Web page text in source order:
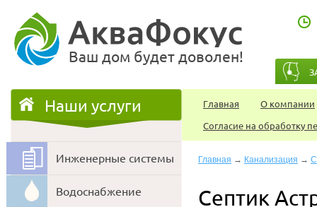
Ваш дом будет доволен!
Главная О компании
Согласие на обработку
Главная → Канализация →
Септик
Наши услуги
Инженерные системы
Водоснабжение